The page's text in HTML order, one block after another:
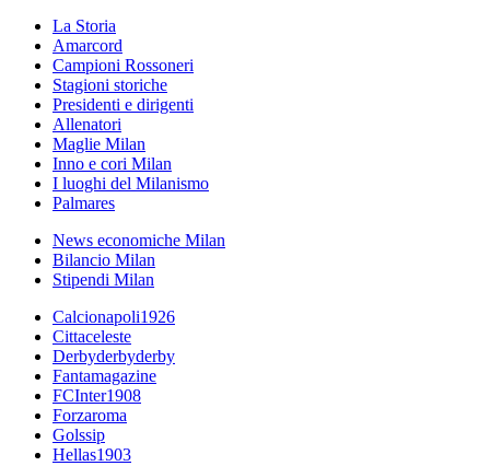
La Storia
Amarcord
Campioni Rossoneri
Stagioni storiche
Presidenti e dirigenti
Allenatori
Maglie Milan
Inno e cori Milan
I luoghi del Milanismo
Palmares
News economiche Milan
Bilancio Milan
Stipendi Milan
Calcionapoli1926
Cittaceleste
Derbyderbyderby
Fantamagazine
FCInter1908
Forzaroma
Golssip
Hellas1903